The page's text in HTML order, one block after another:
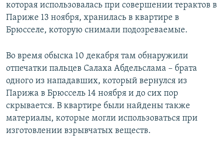
которая использовалась при совершении терактов в
Париже 13 ноября, хранилась в квартире в
Брюсселе, которую снимали подозреваемые.
Во время обыска 10 декабря там обнаружили
отпечатки пальцев Салаха Абдельслама – брата
одного из нападавших, который вернулся из
Парижа в Брюссель 14 ноября и до сих пор
скрывается. В квартире были найдены также
материалы, которые могли использоваться при
изготовлении взрывчатых веществ.